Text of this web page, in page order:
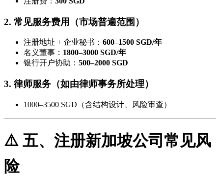
2. 常见服务费用（市场普遍范围）
注册地址 + 企业秘书： 600–1500 SGD/年
名义董事： 1800–3000 SGD/年
银行开户协助： 500–2000 SGD
3. 律师服务（如由律师事务所处理）
1000–3500 SGD（含结构设计、风险审查）
⚠️ 五、注册新加坡公司常见风
险